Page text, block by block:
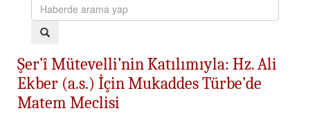
Şer’î Mütevelli’nin Katılımıyla: Hz. Ali
Ekber (a.s.) İçin Mukaddes Türbe’de
Matem Meclisi